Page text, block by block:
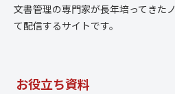
文書管理の専門家が長年培ってきた
て配信するサイトです。
お役立ち資料